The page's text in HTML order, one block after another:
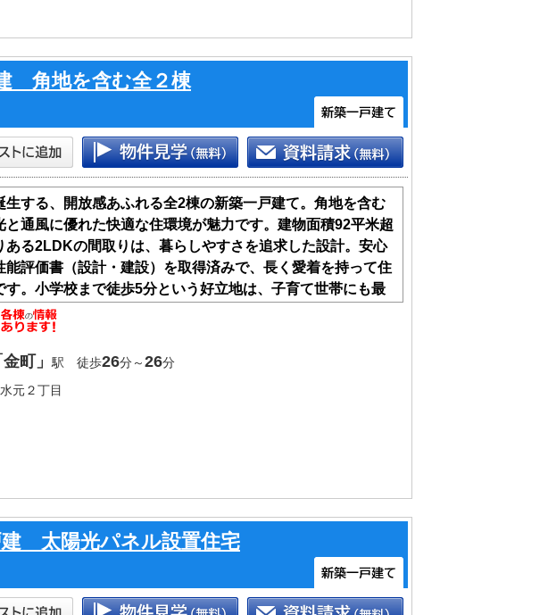
角地を含む全２棟
生する、開放感あふれる全2棟の新築一戸建て。角地を含む
と通風に優れた快適な住環境が魅力です。建物面積92平米超
ある2LDKの間取りは、暮らしやすさを追求した設計。安心
能評価書（設計・建設）を取得済みで、長く愛着を持って住
す。小学校まで徒歩5分という好立地は、子育て世帯にも最
広がる、心地よい新生活をここから始めませんか
金町」 駅 徒歩26分～26分
元２丁目
太陽光パネル設置住宅